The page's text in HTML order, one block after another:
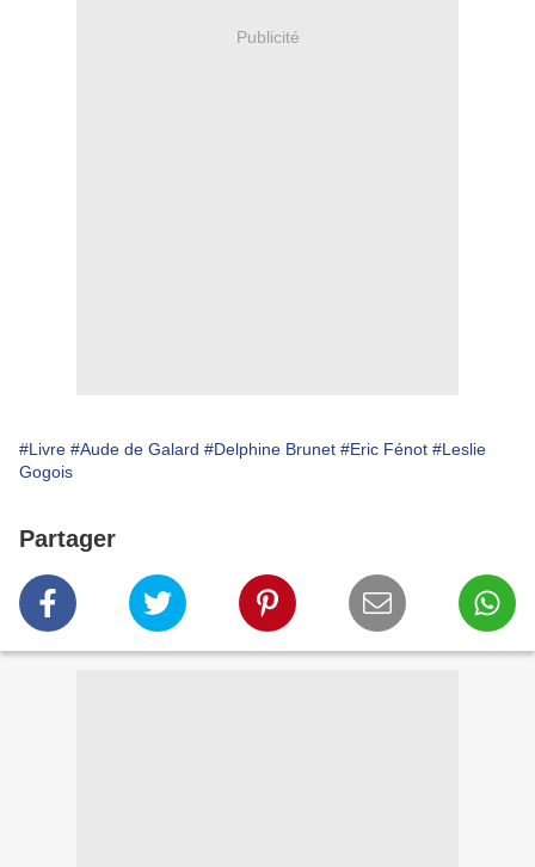
Publicité
#Livre #Aude de Galard #Delphine Brunet #Eric Fénot #Leslie
Gogois
Partager